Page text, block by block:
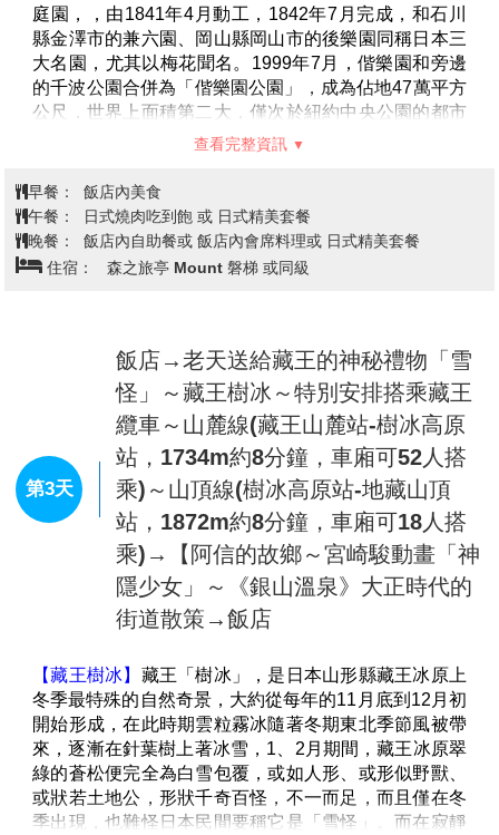
庭園，，由1841年4月動工，1842年7月完成，和石川
縣金澤市的兼六園、岡山縣岡山市的後樂園同稱日本三
大名園，尤其以梅花聞名。1999年7月，偕樂園和旁邊
的千波公園合併為「偕樂園公園」，成為佔地47萬平方
公尺，世界上面積第二大，僅次於紐約中央公園的都市
公園。日本歷史公園百選，史跡名勝。
成的造型美景。全長600公尺的洞內擁有眾多種類與數
量的鐘乳石，堪稱東洋第一。洞內最大的洞穴「瀧根御
殿」、日本的鐘乳洞中首次導入舞臺演出用的調光系統
所打造的「月世界」等很多景點值得一看。歡迎您盡情
側坡地是稱作仙台平的廣闊的喀斯特台地。自古以來便
是開採大量石灰岩與大理石的土地。阿武隈洞也是在開
採石灰岩時被發現的。釜山採石場雖然在發現阿武隈洞
的那年便停止營業，但現在的停車場旁邊等處依然可見
原來的開採地點的石灰岩礦苗。
當初發現的阿武隈洞的入口位於現在的觀光洞的出口附
近，僅為深12公尺的縱穴與往北60公尺、往西南15公尺
的橫穴所組成的小規模洞穴。1970年3月由日本大學的
探險隊進入洞內探勘，在原先以為是終點的北端的通氣
孔前方發現阿武隈洞的主要洞穴部分，並於4年後的
1973年規劃完畢洞內參觀路線後對外開放，阿武隈洞的
一般參觀路線長度約600公尺左右。從入口走到約150公
如加上這條路線則為720公尺長。包含未開放的路線在
內，洞內的總長度為約3,300公尺，視今後的探勘進度
而定，有可能進一步延長。洞內有著各式各樣不同形狀
的鐘乳石，不僅看得到石筍與石柱，也能欣賞到洞穴石
盾（上方為圓盤狀的鐘乳石）與地下水的侵蝕痕跡。
查看完整資訊
早餐：
飯店內美食
午餐：
日式燒肉吃到飽 或 日式精美套餐
晚餐：
飯店內自助餐或 飯店內會席料理或 日式精美套餐
住宿：
森之旅亭 Mount 磐梯 或同級
第3天
飯店→老天送給藏王的神秘禮物「雪
怪」～藏王樹冰～特別安排搭乘藏王
纜車～山麓線(藏王山麓站-樹冰高原
站，1734m約8分鐘，車廂可52人搭
乘)～山頂線(樹冰高原站-地藏山頂
站，1872m約8分鐘，車廂可18人搭
乘)→【阿信的故鄉～宮崎駿動畫「神
隱少女」～《銀山溫泉》大正時代的
街道散策→飯店